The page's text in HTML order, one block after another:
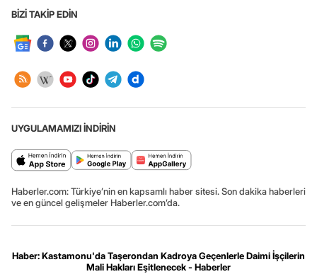
BİZİ TAKİP EDİN
UYGULAMAMIZI İNDİRİN
Haberler.com: Türkiye’nin en kapsamlı haber sitesi. Son dakika haberleri
ve en güncel gelişmeler Haberler.com’da.
Haber: Kastamonu'da Taşerondan Kadroya Geçenlerle Daimi İşçilerin
Mali Hakları Eşitlenecek - Haberler